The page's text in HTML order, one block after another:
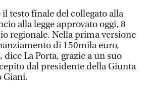
testo finale del collegato alla
alla legge approvato oggi, 8
regionale. Nella prima versione
di 150mila euro,
La Porta, grazie a un suo
dal presidente della Giunta
Giani.